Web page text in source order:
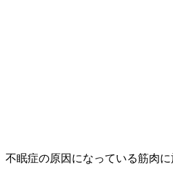
不眠症の原因になっている筋肉に